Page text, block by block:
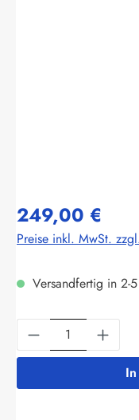
249,00 €
Preise inkl. MwSt.
Versandfertig in 2-
Produkt